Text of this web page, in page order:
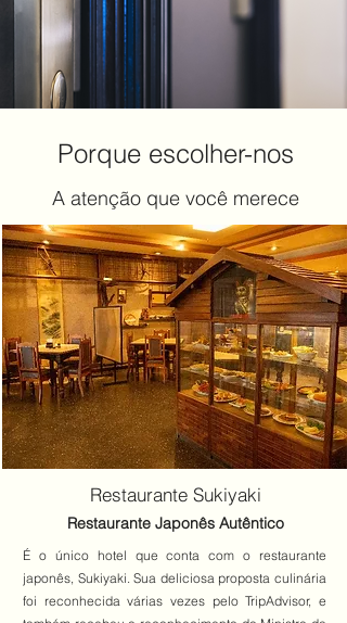
Porque escolher-nos
A atenção que você merece
Restaurante Sukiyaki
Restaurante Japonês Autêntico
É o único hotel que conta com o restaurante
japonês, Sukiyaki. Sua deliciosa proposta culinária
foi reconhecida várias vezes pelo TripAdvisor, e